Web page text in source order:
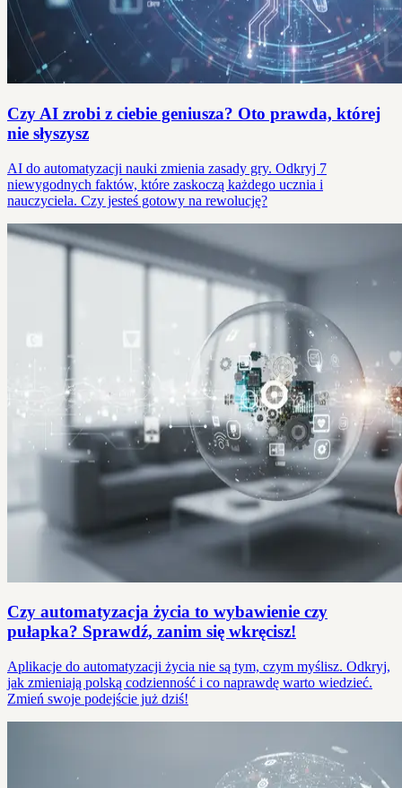
Czy AI zrobi z ciebie geniusza? Oto prawda, której
nie słyszysz
AI do automatyzacji nauki zmienia zasady gry. Odkryj 7
niewygodnych faktów, które zaskoczą każdego ucznia i
nauczyciela. Czy jesteś gotowy na rewolucję?
Czy automatyzacja życia to wybawienie czy
pułapka? Sprawdź, zanim się wkręcisz!
Aplikacje do automatyzacji życia nie są tym, czym myślisz. Odkryj,
jak zmieniają polską codzienność i co naprawdę warto wiedzieć.
Zmień swoje podejście już dziś!